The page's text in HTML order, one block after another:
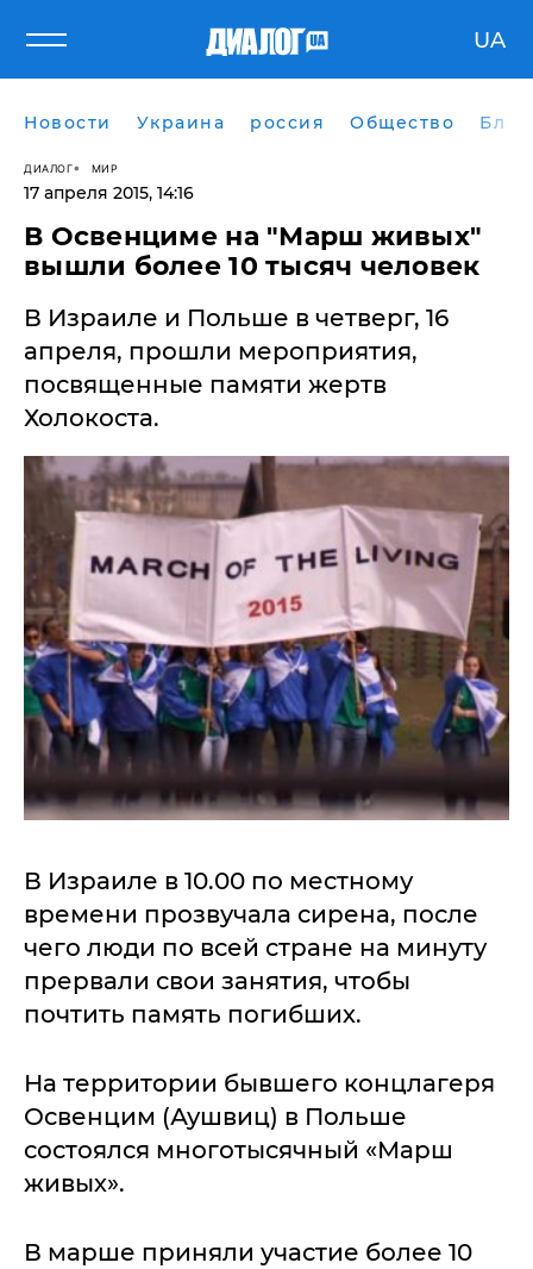
UA
Новости Украина россия Общество
ДИАЛОГ МИР
17 апреля 2015, 14:16
В Освенциме на "Марш живых"
вышли более 10 тысяч человек
В Израиле и Польше в четверг, 16
апреля, прошли мероприятия,
посвященные памяти жертв
Холокоста.
В Израиле в 10.00 по местному
времени прозвучала сирена, после
чего люди по всей стране на минуту
прервали свои занятия, чтобы
почтить память погибших.
На территории бывшего концлагеря
Освенцим (Аушвиц) в Польше
состоялся многотысячный «Марш
живых».
В марше приняли участие более 10